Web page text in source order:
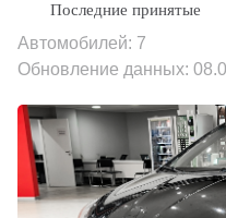
Автомобилей: 7
Обновление данных: